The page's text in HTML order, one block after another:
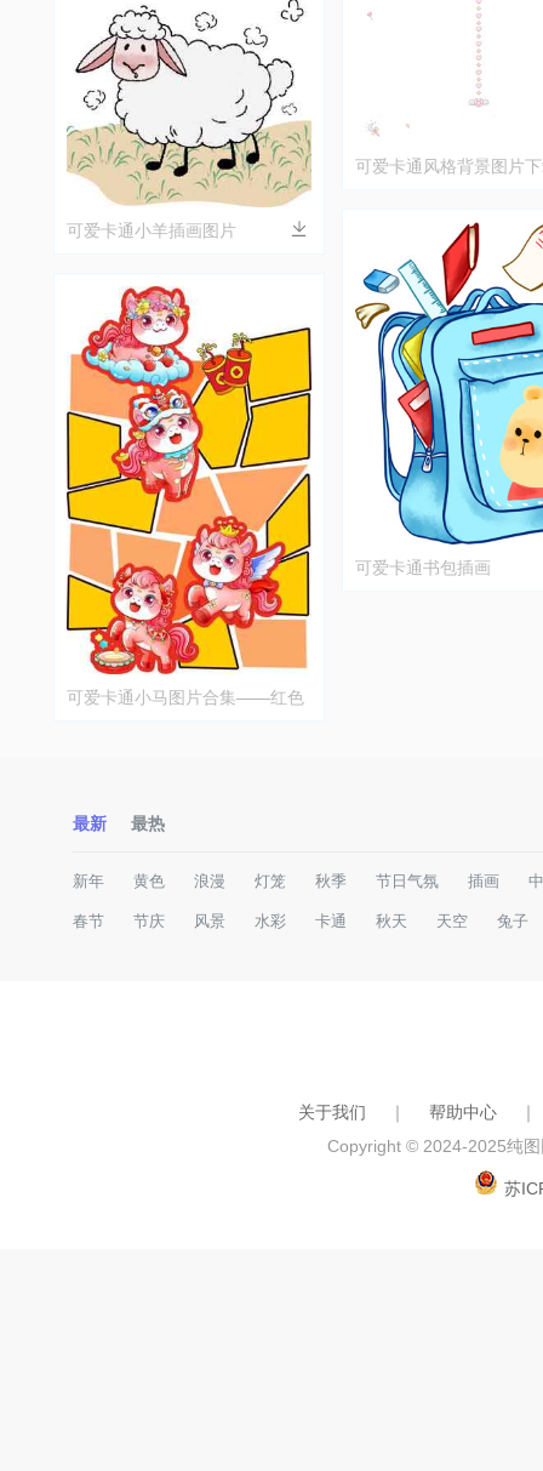
可爱卡通小羊插画图片
可爱卡通小马图片合集——红色
可爱卡通风格背景图片
可爱卡通书包插画
最新 最热
新年 黄色 浪漫 灯笼 秋季 节日气氛 插画
春节 节庆 风景 水彩 卡通 秋天 天空 兔子
关于我们 ｜ 帮助中心
｜
Copyright © 2024-2025纯
苏